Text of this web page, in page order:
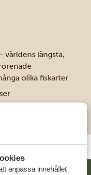
anpassa innehållet
världens längsta,
olika fiskarter